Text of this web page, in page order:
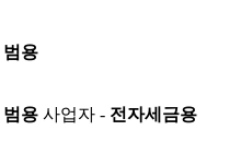
범용
범용 사업자 - 전자세금용